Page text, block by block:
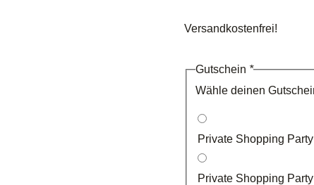
Versandkostenfrei!
Gutschein *
Wähle deinen
Private Shopping
Private Shopping